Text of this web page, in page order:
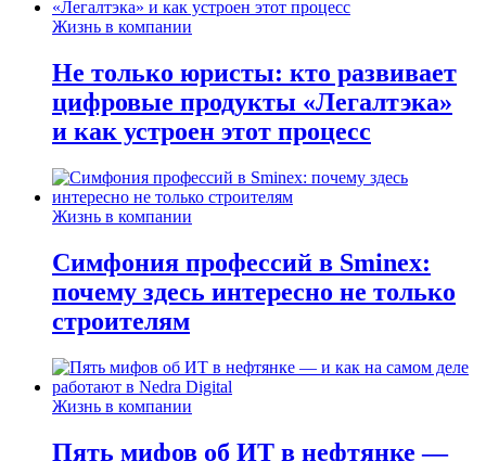
Жизнь в компании
Не только юристы: кто развивает
цифровые продукты «Легалтэка»
и как устроен этот процесс
Жизнь в компании
Симфония профессий в Sminex:
почему здесь интересно не только
строителям
Жизнь в компании
Пять мифов об ИТ в нефтянке —